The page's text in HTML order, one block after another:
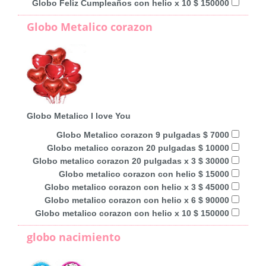
Globo Feliz Cumpleaños con helio x 10 $ 150000
Globo Metalico corazon
Globo Metalico I love You
Globo Metalico corazon 9 pulgadas $ 7000
Globo metalico corazon 20 pulgadas $ 10000
Globo metalico corazon 20 pulgadas x 3 $ 30000
Globo metalico corazon con helio $ 15000
Globo metalico corazon con helio x 3 $ 45000
Globo metalico corazon con helio x 6 $ 90000
Globo metalico corazon con helio x 10 $ 150000
globo nacimiento